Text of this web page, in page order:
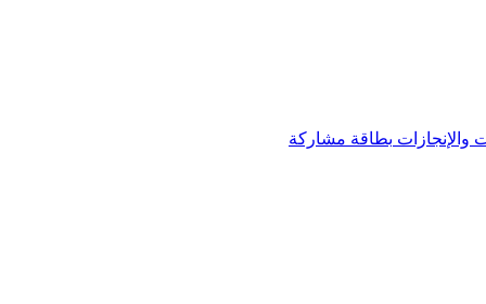
والإنجازات بطاقة مشاركة